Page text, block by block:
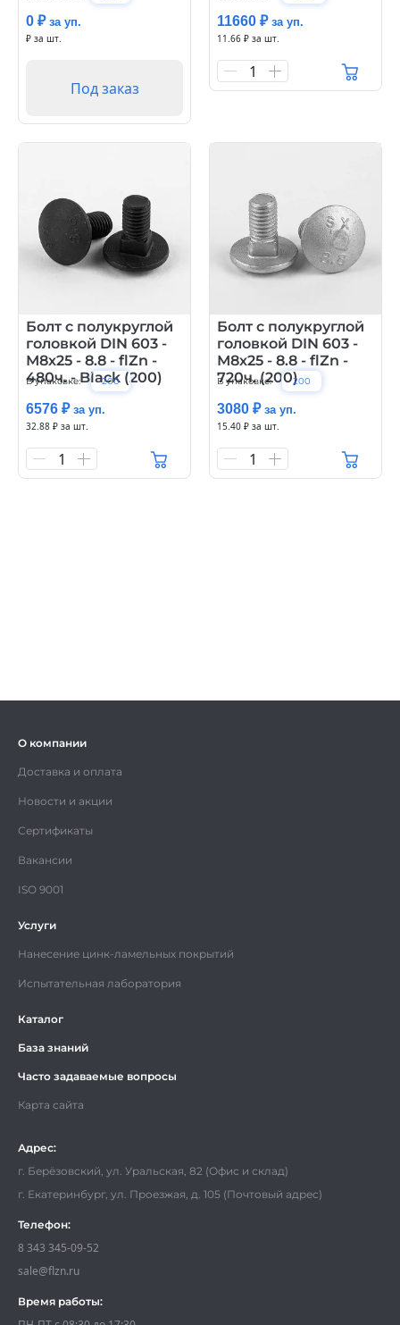
0 ₽ за уп.
₽ за шт.
Под заказ
11660 ₽ за уп.
11.66 ₽ за шт.
1
Болт с полукруглой
головкой DIN 603 -
М8х25 - 8.8 - flZn -
480ч. - Black (200)
В упаковке: 200
6576 ₽ за уп.
32.88 ₽ за шт.
1
Болт с полукруглой
головкой DIN 603 -
М8х25 - 8.8 - flZn -
720ч. (200)
В упаковке: 200
3080 ₽ за уп.
15.40 ₽ за шт.
1
О компании
Доставка и оплата
Новости и акции
Сертификаты
Вакансии
ISO 9001
Услуги
Нанесение цинк-ламельных покрытий
Испытательная лаборатория
Каталог
База знаний
Часто задаваемые вопросы
Карта сайта
Адрес:
г. Берёзовский, ул. Уральская, 82 (Офис и склад)
г. Екатеринбург, ул. Проезжая, д. 105 (Почтовый адрес)
Телефон:
8 343 345-09-52
sale@flzn.ru
Время работы: